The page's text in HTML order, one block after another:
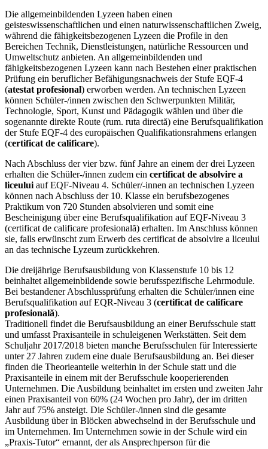
Die allgemeinbildenden Lyzeen haben einen
geisteswissenschaftlichen und einen naturwissenschaftlichen Zweig,
während die fähigkeitsbezogenen Lyzeen die Profile in den
Bereichen Technik, Dienstleistungen, natürliche Ressourcen und
Umweltschutz anbieten. An allgemeinbildenden und
fähigkeitsbezogenen Lyzeen kann nach Bestehen einer praktischen
Prüfung ein beruflicher Befähigungsnachweis der Stufe EQF-4
(atestat profesional) erworben werden. An technischen Lyzeen
können Schüler-/innen zwischen den Schwerpunkten Militär,
Technologie, Sport, Kunst und Pädagogik wählen und über die
sogenannte direkte Route (rum. ruta directă) eine Berufsqualifikation
der Stufe EQF-4 des europäischen Qualifikationsrahmens erlangen
(certificat de calificare).
Nach Abschluss der vier bzw. fünf Jahre an einem der drei Lyzeen
erhalten die Schüler-/innen zudem ein certificat de absolvire a
liceului auf EQF-Niveau 4. Schüler/-innen an technischen Lyzeen
können nach Abschluss der 10. Klasse ein berufsbezogenes
Praktikum von 720 Stunden absolvieren und somit eine
Bescheinigung über eine Berufsqualifikation auf EQF-Niveau 3
(certificat de calificare profesională) erhalten. Im Anschluss können
sie, falls erwünscht zum Erwerb des certificat de absolvire a liceului
an das technische Lyzeum zurückkehren.
Die dreijährige Berufsausbildung von Klassenstufe 10 bis 12
beinhaltet allgemeinbildende sowie berufsspezifische Lehrmodule.
Bei bestandener Abschlussprüfung erhalten die Schüler/innen eine
Berufsqualifikation auf EQR-Niveau 3 (certificat de calificare
profesională).
Traditionell findet die Berufsausbildung an einer Berufsschule statt
und umfasst Praxisanteile in schuleigenen Werkstätten. Seit dem
Schuljahr 2017/2018 bieten manche Berufsschulen für Interessierte
unter 27 Jahren zudem eine duale Berufsausbildung an. Bei dieser
finden die Theorieanteile weiterhin in der Schule statt und die
Praxisanteile in einem mit der Berufsschule kooperierenden
Unternehmen. Die Ausbildung beinhaltet im ersten und zweiten Jahr
einen Praxisanteil von 60% (24 Wochen pro Jahr), der im dritten
Jahr auf 75% ansteigt. Die Schüler-/innen sind die gesamte
Ausbildung über in Blöcken abwechselnd in der Berufsschule und
im Unternehmen. Im Unternehmen sowie in der Schule wird ein
„Praxis-Tutor“ ernannt, der als Ansprechperson für die